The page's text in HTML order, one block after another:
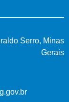
Serro, Minas
Gerais